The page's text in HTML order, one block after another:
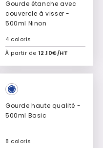
Gourde étanche avec
couvercle à visser -
500ml Ninon
À partir de 12.10€/HT
4 coloris
Ajouter à mon devis
Gourde haute qualité -
500ml Basic
8 coloris